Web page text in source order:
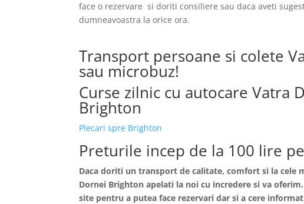
face o rezervare si doriti consiliere sau daca aveti
dumneavoastra la orice ora.
Transport persoane si colete
sau microbuz!
Curse zilnic cu autocare Vatra
Brighton
Plecari spre Brighton
Preturile incep de la 100 lire
Daca doriti un transport de calitate, comfort si la
Dornei Brighton apelati la noi cu incredere si va
site pentru a putea face rezervari dar si a cere